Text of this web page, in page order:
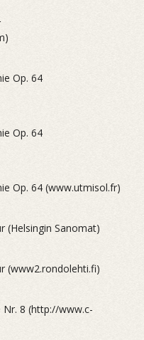
Op. 64
Op. 64
Op. 64 (www.utmisol.fr)
(Helsingin Sanomat)
(www2.rondolehti.fi)
8 (http://www.c-